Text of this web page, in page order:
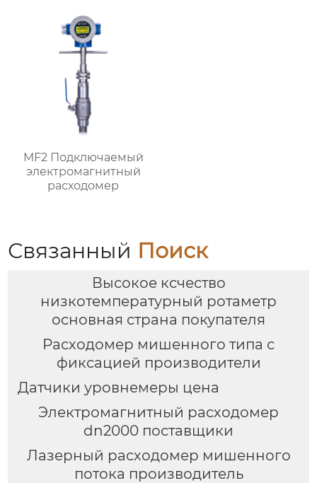
MF2 Подключаемый
электромагнитный
расходомер
Связанный Поиск
Высокое ксчество
низкотемпературный ротаметр
основная страна покупателя
Расходомер мишенного типа с
фиксацией производители
Датчики уровнемеры цена
Электромагнитный расходомер
dn2000 поставщики
Лазерный расходомер мишенного
потока производитель